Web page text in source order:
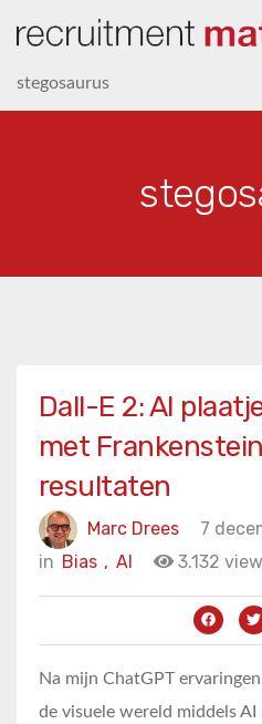
stegosaurus
Dall-E 2: AI
met
resultaten
Marc Drees
7
in
AI
Bias , 3.132
Na mijn ChatGPT
de visuele wereld middels